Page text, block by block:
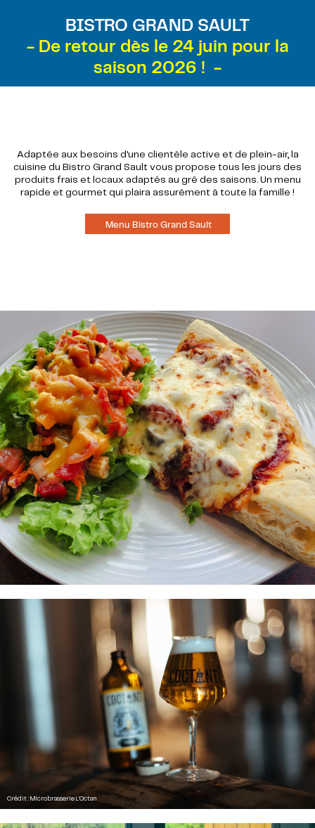
BISTRO GRAND SAULT
- De retour dès le 24 juin pour la
saison 2026 ! -
Adaptée aux besoins d'une clientèle active et de plein-air, la
cuisine du Bistro Grand Sault vous propose tous les jours des
produits frais et locaux adaptés au gré des saisons. Un menu
rapide et gourmet qui plaira assurément à toute la famille !
Menu Bistro Grand Sault
Crédit : Microbrasserie L'Octan